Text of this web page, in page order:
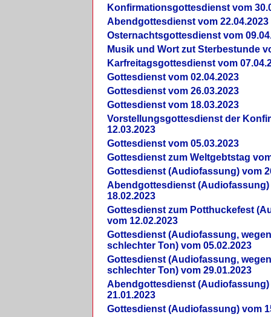
Konfirmationsgottesdienst vom
Abendgottesdienst vom 22.04.2023
Osternachtsgottesdienst vom
Musik und Wort zut Sterbestunde
Karfreitagsgottesdienst vom
Gottesdienst vom 02.04.2023
Gottesdienst vom 26.03.2023
Gottesdienst vom 18.03.2023
Vorstellungsgottesdienst der
12.03.2023
Gottesdienst vom 05.03.2023
Gottesdienst zum Weltgebtstag
Gottesdienst (Audiofassung) vom
Abendgottesdienst (Audiofassung)
18.02.2023
Gottesdienst zum Potthuckefest
vom 12.02.2023
Gottesdienst (Audiofassung,
schlechter Ton) vom 05.02.2023
Gottesdienst (Audiofassung,
schlechter Ton) vom 29.01.2023
Abendgottesdienst (Audiofassung)
21.01.2023
Gottesdienst (Audiofassung) vom